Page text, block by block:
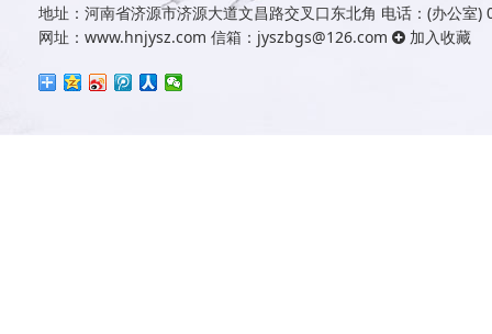
地址：河南省济源市济源大道文昌路交叉口东北角 电话：(办公室)
网址： www.hnjysz.com 信箱：jyszbgs@126.com 加入收藏